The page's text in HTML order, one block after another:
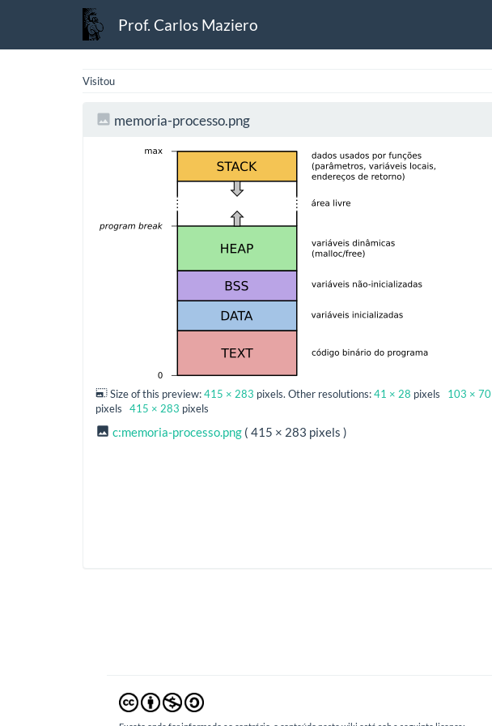
Prof. Carlos Maziero
Visitou
memoria-processo.png
Size of this preview:415 × 283 pixels. Other resolutions:41 × 28 pixels 103 × 70
pixels 415 × 283 pixels
c:memoria-processo.png ( 415 × 283 pixels )